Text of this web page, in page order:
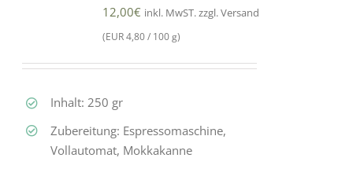
12,00€ inkl. MwST. zzgl. Versand
(EUR 4,80 / 100 g)
Inhalt: 250 gr
Zubereitung: Espressomaschine,
Vollautomat, Mokkakanne